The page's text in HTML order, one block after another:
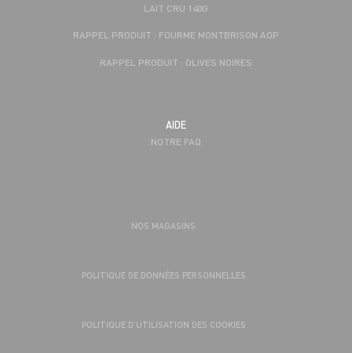
LAIT CRU 140G
RAPPEL PRODUIT : FOURME MONTBRISON AOP
RAPPEL PRODUIT : OLIVES NOIRES
AIDE
NOTRE FAQ
NOS MAGASINS
POLITIQUE DE DONNÉES PERSONNELLES
POLITIQUE D’UTILISATION DES COOKIES